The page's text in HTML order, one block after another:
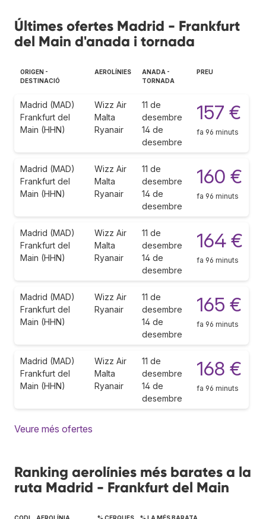
Últimes ofertes Madrid - Frankfurt
del Main d'anada i tornada
ORIGEN -
DESTINACIÓ
AEROLÍNIES
ANADA -
TORNADA
PREU
Madrid (MAD)
Frankfurt del
Main (HHN)
Wizz Air
Malta
Ryanair
11 de
desembre
14 de
desembre
157 €
fa 96 minuts
Madrid (MAD)
Frankfurt del
Main (HHN)
Wizz Air
Malta
Ryanair
11 de
desembre
14 de
desembre
160 €
fa 96 minuts
Madrid (MAD)
Frankfurt del
Main (HHN)
Wizz Air
Malta
Ryanair
11 de
desembre
14 de
desembre
164 €
fa 96 minuts
Madrid (MAD)
Frankfurt del
Main (HHN)
Wizz Air
Ryanair
11 de
desembre
14 de
desembre
165 €
fa 96 minuts
Madrid (MAD)
Frankfurt del
Main (HHN)
Wizz Air
Malta
Ryanair
11 de
desembre
14 de
desembre
168 €
fa 96 minuts
Veure més ofertes
Ranking aerolínies més barates a la
ruta Madrid - Frankfurt del Main